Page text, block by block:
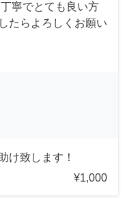
寧でとても良い方
たらよろしくお願い
致します！
¥1,000